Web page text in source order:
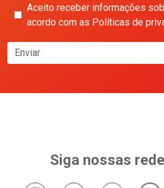
Aceito receber informações
acordo com as Políticas de
Enviar
Siga nossas